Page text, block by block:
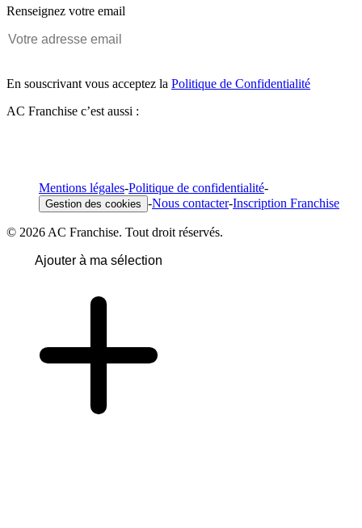
Renseignez votre email
En souscrivant vous acceptez la Politique de Confidentialité
AC Franchise c’est aussi :
Mentions légales-Politique de confidentialité-
Gestion des cookies -Nous contacter-Inscription Franchise
© 2026 AC Franchise. Tout droit réservés.
Ajouter à ma sélection